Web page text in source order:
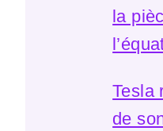
la
Tesla
de